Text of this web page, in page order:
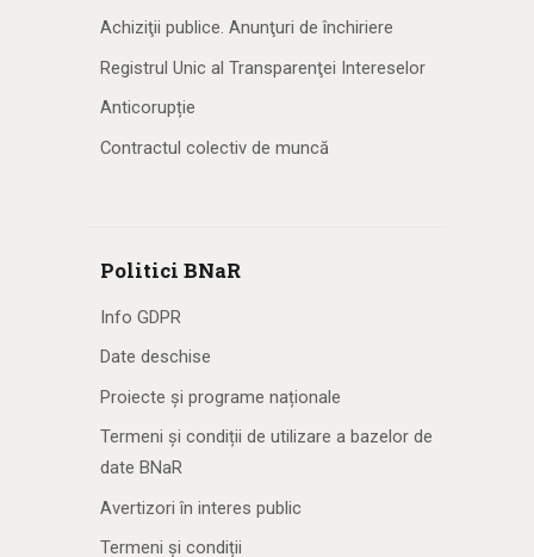
Achiziţii publice. Anunţuri de închiriere
Registrul Unic al Transparenţei Intereselor
Anticorupție
Contractul colectiv de muncă
Politici BNaR
Info GDPR
Date deschise
Proiecte și programe naționale
Termeni și condiții de utilizare a bazelor de
date BNaR
Avertizori în interes public
Termeni și condiții